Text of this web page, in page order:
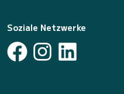
Soziale Netzwerke